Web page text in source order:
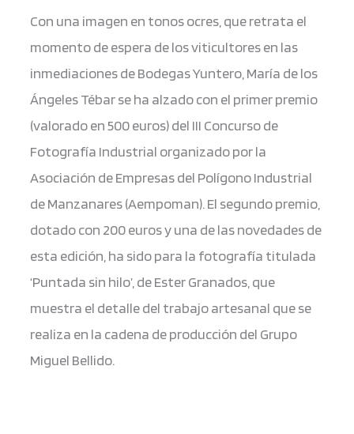
Con una imagen en tonos ocres, que retrata el
momento de espera de los viticultores en las
inmediaciones de Bodegas Yuntero, María de los
Ángeles Tébar se ha alzado con el primer premio
(valorado en 500 euros) del III Concurso de
Fotografía Industrial organizado por la
Asociación de Empresas del Polígono Industrial
de Manzanares (Aempoman). El segundo premio,
dotado con 200 euros y una de las novedades de
esta edición, ha sido para la fotografía titulada
‘Puntada sin hilo’, de Ester Granados, que
muestra el detalle del trabajo artesanal que se
realiza en la cadena de producción del Grupo
Miguel Bellido.